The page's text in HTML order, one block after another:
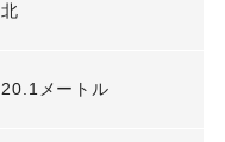
北
20.1メートル